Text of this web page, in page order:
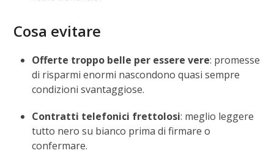
Cosa evitare
Offerte troppo belle per essere vere: promesse
di risparmi enormi nascondono quasi sempre
condizioni svantaggiose.
Contratti telefonici frettolosi: meglio leggere
tutto nero su bianco prima di firmare o
confermare.